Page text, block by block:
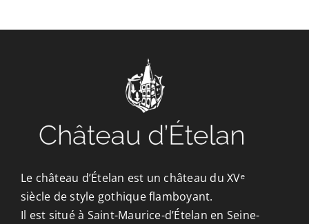
L’ASSOCIATION
CONTACT/ACCÈS
Le château d’Ételan est un château du XVᵉ
siècle de style gothique flamboyant.
Il est situé à Saint-Maurice-d’Ételan en Seine-